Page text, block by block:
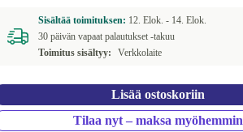
Sisältää toimituksen: 12. Elok. - 14. Elok.
30 päivän vapaat palautukset -takuu
Toimitus sisältyy:
Verkkolaite
Lisää ostoskoriin
Tilaa nyt – maksa myöhemmin